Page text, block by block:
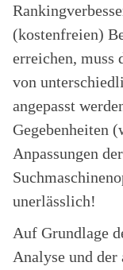
(kostenfreien)
erreichen, muss
von
angepasst
Gegebenheiten
Anpassungen
unerlässlich!
Auf Grundlage
Analyse und